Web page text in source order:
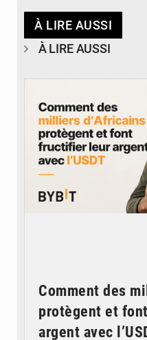
À LIRE AUSSI
À LIRE AUSSI
Comment des
protègent et
argent avec